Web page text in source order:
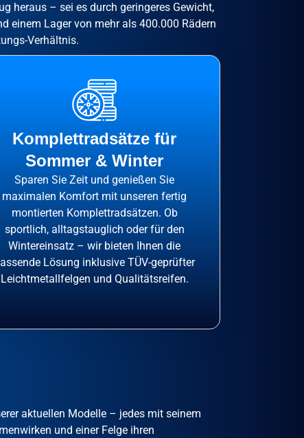
heraus – sei es durch geringeres Gewicht,
einem Lager von mehr als 400.000 Rädern
Verhältnis.
Komplettradsätze für
Sommer & Winter
Sparen Sie Zeit und genießen Sie
maximalen Komfort mit unseren fertig
montierten Komplettradsätzen. Ob
sportlich, alltagstauglich oder für den
Wintereinsatz – wir bieten Ihnen die
Lösung inklusive TÜV-geprüfter
Leichtmetallfelgen und Qualitätsreifen.
aktuellen Modelle – jedes mit seinem
und einer Felge ihren